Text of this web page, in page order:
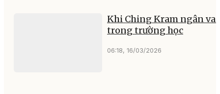
Khi Ching Kram ngân
trong trường học
06:18, 16/03/2026